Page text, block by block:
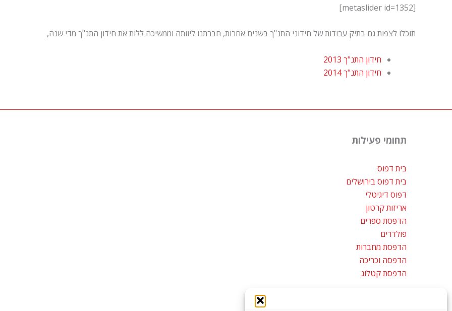
[metaslider id=1352]
תוכלו לצפות גם בתיק עבודות של חידוני התנ"ך בשנים אחרות, חברתנו ליוותה וממשיכה ללות את חידון התנ"ך מדי שנה,
חידון התנ"ך 2013
חידון התנ"ך 2014
תחומי פעילות
בית דפוס
בית דפוס בירושלים
דפוס דיגיטלי
אריזות קרטון
הדפסת ספרים
פולדרים
הדפסת מחברות
הדפסה וכריכה
הדפסת קטלוג